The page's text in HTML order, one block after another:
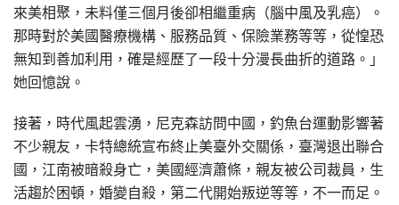
來美相聚，未料僅三個月後卻相繼重病（腦中風及乳癌）。
那時對於美國醫療機構、服務品質、保險業務等等，從惶恐
無知到善加利用，確是經歷了一段十分漫長曲折的道路。」
她回憶說。
接著，時代風起雲湧，尼克森訪問中國，釣魚台運動影響著
不少親友，卡特總統宣布終止美臺外交關係，臺灣退出聯合
國，江南被暗殺身亡，美國經濟蕭條，親友被公司裁員，生
活趨於困頓，婚變自殺，第二代開始叛逆等等，不一而足。